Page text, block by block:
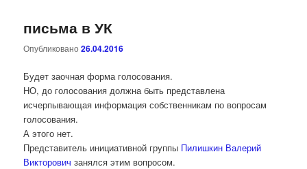
письма в УК
Опубликовано26.04.2016
Будет заочная форма голосования.
НО, до голосования должна быть представлена
исчерпывающая информация собственникам по вопросам
голосования.
А этого нет.
Представитель инициативной группы Пилишкин Валерий
Викторович занялся этим вопросом.